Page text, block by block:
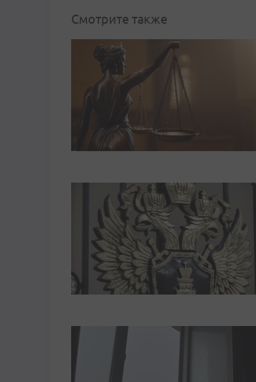
Смотрите также